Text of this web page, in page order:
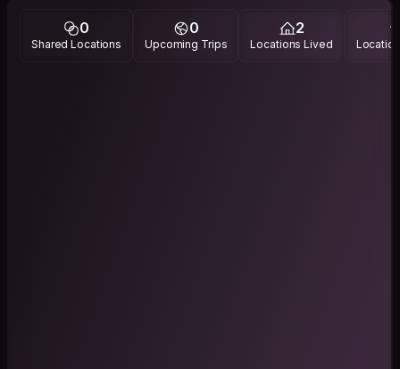
votre prochain voyage !
0
Shared Locations
0
Upcoming Trips
2
Locations Lived